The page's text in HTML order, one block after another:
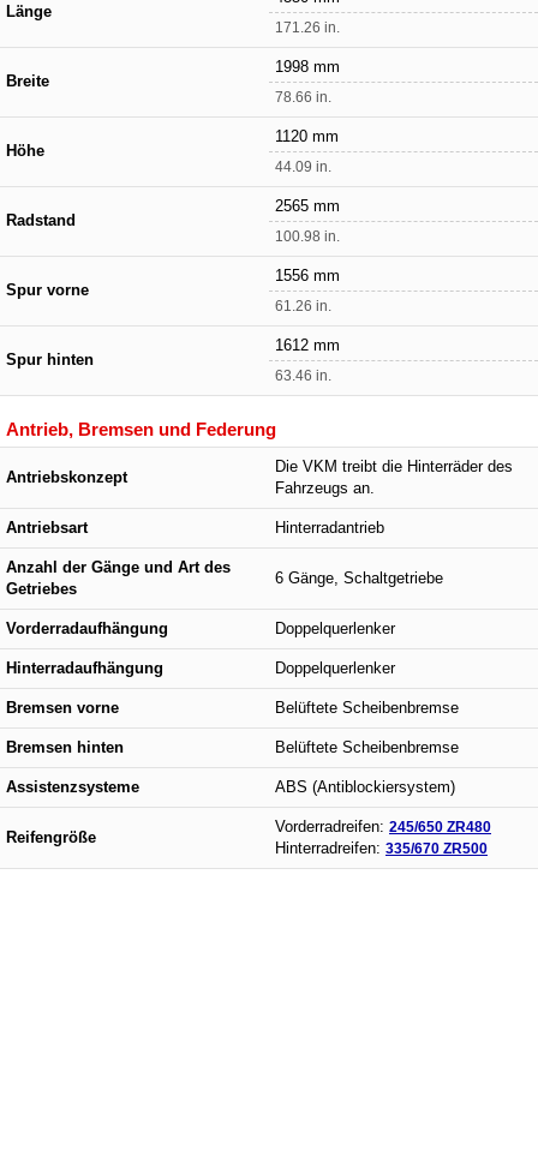
Länge
171.26 in.
Breite
1998 mm
78.66 in.
Höhe
1120 mm
44.09 in.
Radstand
2565 mm
100.98 in.
Spur vorne
1556 mm
61.26 in.
Spur hinten
1612 mm
63.46 in.
Antrieb, Bremsen und Federung
Antriebskonzept
Die VKM treibt die Hinterräder des
Fahrzeugs an.
Antriebsart Hinterradantrieb
Anzahl der Gänge und Art des
Getriebes
6 Gänge, Schaltgetriebe
Vorderradaufhängung Doppelquerlenker
Hinterradaufhängung Doppelquerlenker
Bremsen vorne Belüftete Scheibenbremse
Bremsen hinten Belüftete Scheibenbremse
Assistenzsysteme ABS (Antiblockiersystem)
Reifengröße
Vorderradreifen: 245/650 ZR480
Hinterradreifen: 335/670 ZR500